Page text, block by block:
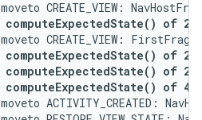
computeExpectedState() of 2
computeExpectedState() of 2
computeExpectedState() of 2
computeExpectedState() of 4
ACTIVITY_CREATED: